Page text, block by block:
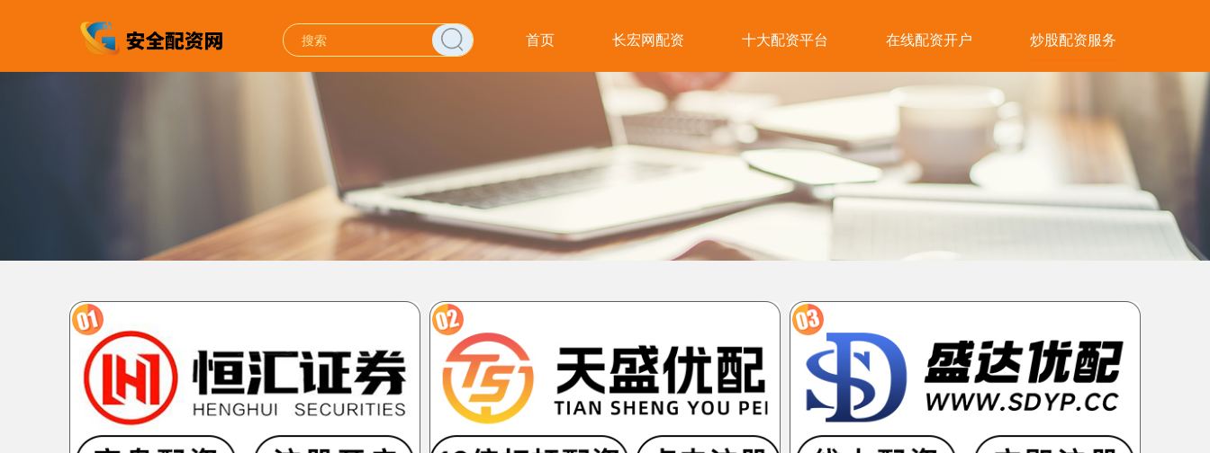
首页 长宏网配资 十大配资平台 在线配资开户 炒股配资服务